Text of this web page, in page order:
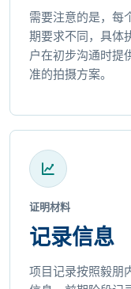
需要注意的是，每
期要求不同，具体
户在初步沟通时提
准的拍摄方案。
证明材料
记录信息
项目记录按照毅朋